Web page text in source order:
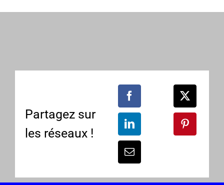
Partagez sur
les réseaux !